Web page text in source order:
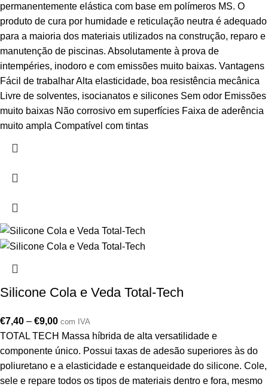
permanentemente elástica com base em polímeros MS. O
produto de cura por humidade e reticulação neutra é adequado
para a maioria dos materiais utilizados na construção, reparo e
manutenção de piscinas. Absolutamente à prova de
intempéries, inodoro e com emissões muito baixas. Vantagens
Fácil de trabalhar Alta elasticidade, boa resistência mecânica
Livre de solventes, isocianatos e silicones Sem odor Emissões
muito baixas Não corrosivo em superfícies Faixa de aderência
muito ampla Compatível com tintas
Silicone Cola e Veda Total-Tech
€7,40 – €9,00 com IVA
TOTAL TECH Massa híbrida de alta versatilidade e
componente único. Possui taxas de adesão superiores às do
poliuretano e a elasticidade e estanqueidade do silicone. Cole,
sele e repare todos os tipos de materiais dentro e fora, mesmo